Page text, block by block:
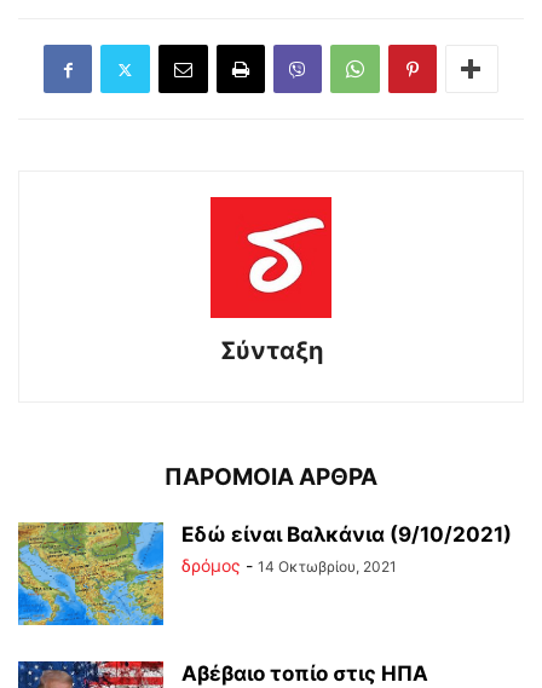
Σύνταξη
ΠΑΡΟΜΟΙΑ ΑΡΘΡΑ
Εδώ είναι Βαλκάνια (9/10/2021)
δρόμος - 14 Οκτωβρίου, 2021
Αβέβαιο τοπίο στις ΗΠΑ